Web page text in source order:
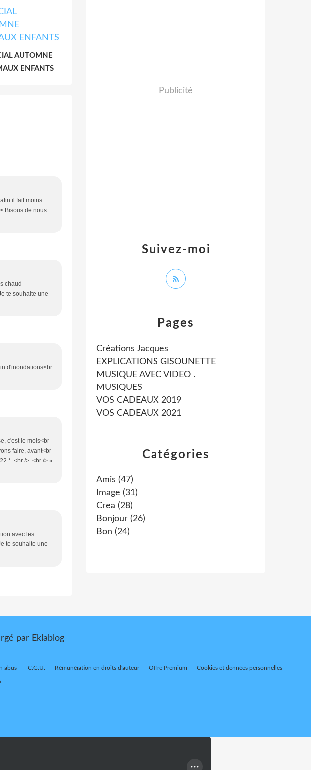
AUTOMNE
ENFANTS
il fait moins
Bisous de nous
chaud
te souhaite une
d'inondations<br
c'est le mois<br
faire, avant<br
*. <br /> <br /> «
avec les
te souhaite une
Catégories
Amis (47)
Image (31)
Crea (28)
Bonjour (26)
Bon (24)
Pages
Créations Jacques
EXPLICATIONS GISOUNETTE
MUSIQUE AVEC VIDEO .
MUSIQUES
VOS CADEAUX 2019
VOS CADEAUX 2021
Suivez-moi
Publicité
par Eklablog
abus C.G.U. Rémunération en droits d'auteur Offre Premium Cookies et données personnelles